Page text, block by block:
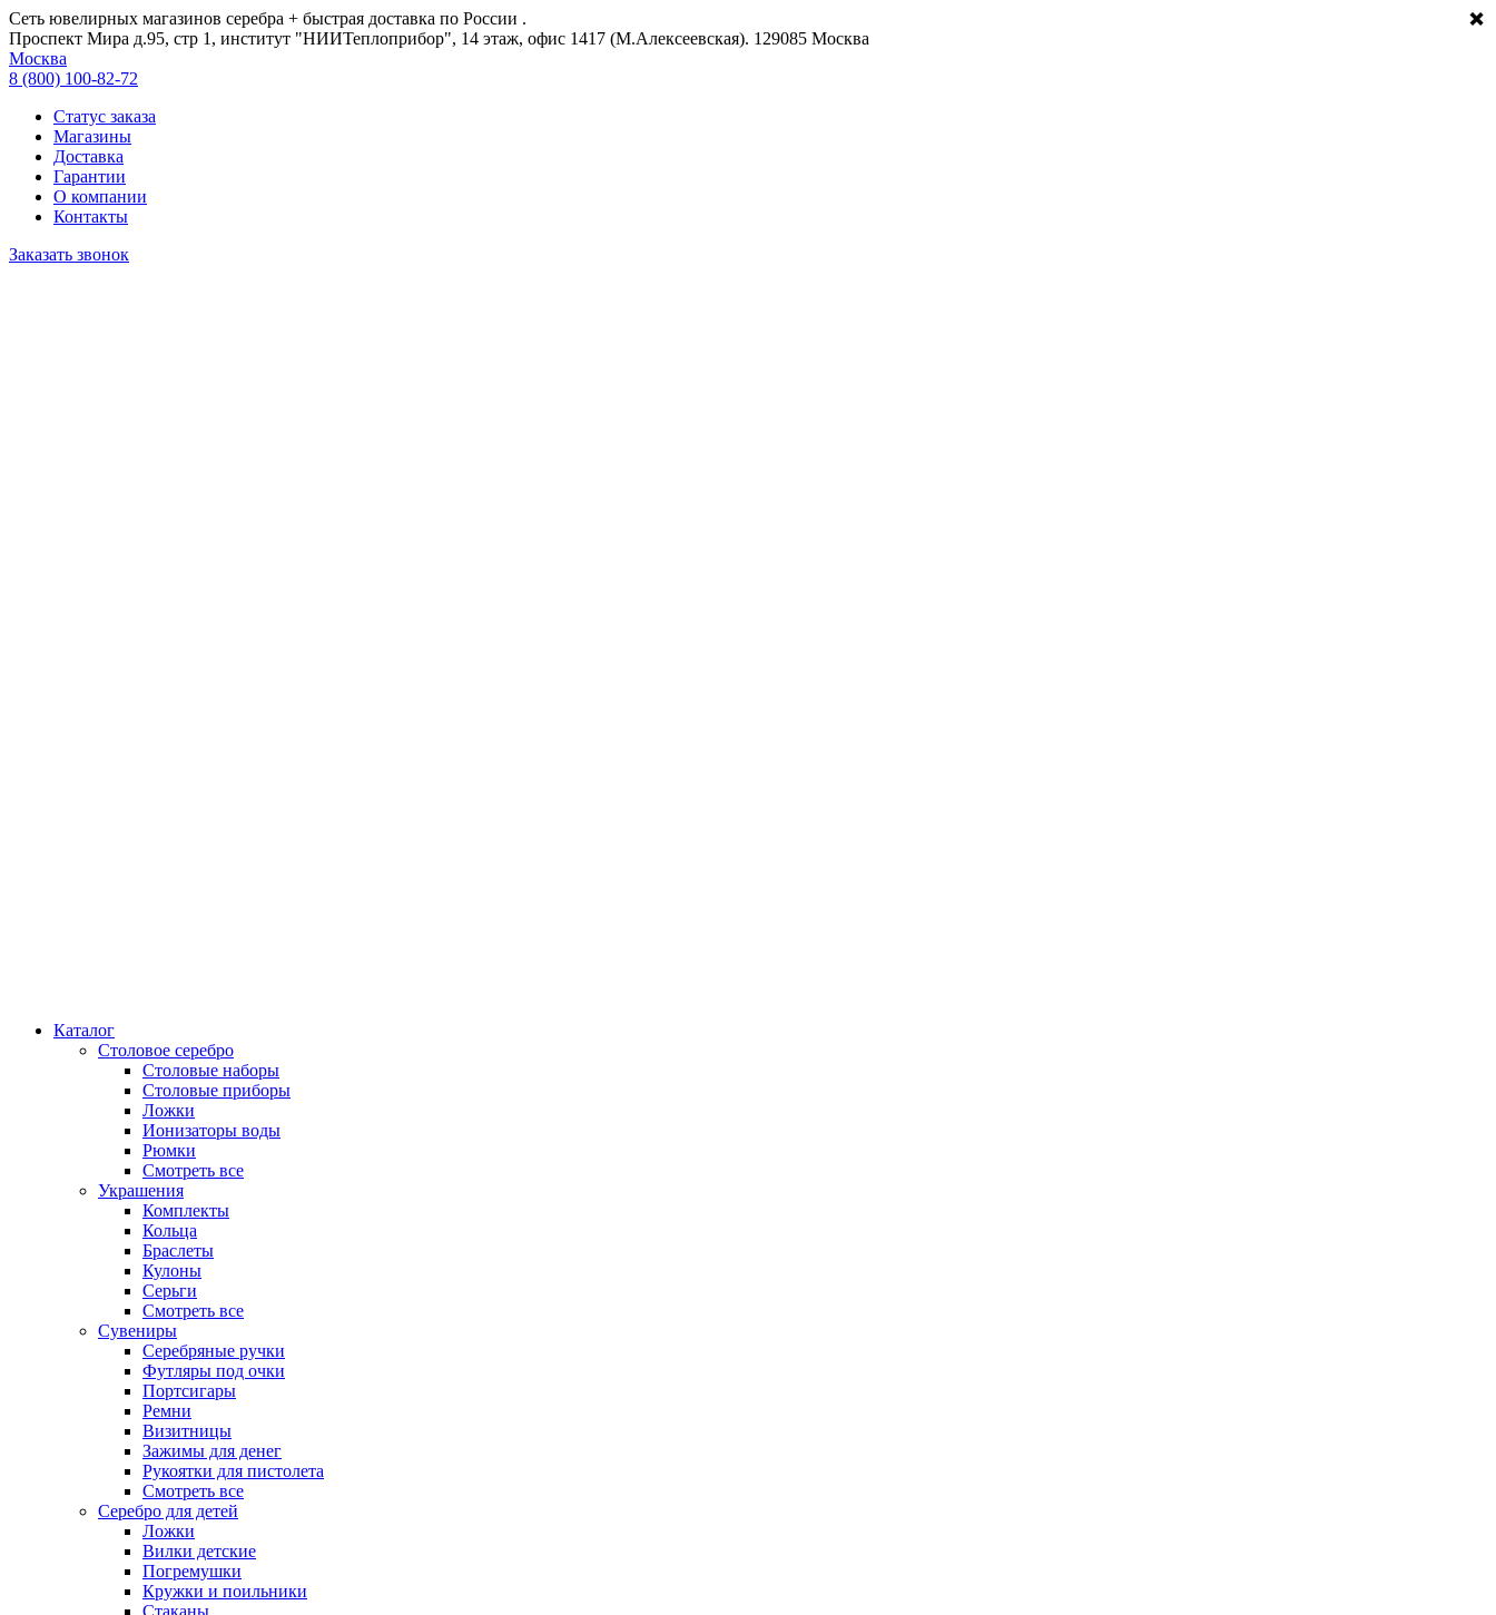
Сеть ювелирных магазинов серебра + быстрая доставка по России .
Проспект Мира д.95, стр 1, институт "НИИТеплоприбор", 14 этаж, офис 1417 (М.Алексеевская). 129085 Москва
Москва
8 (800) 100-82-72
Статус заказа
Магазины
Доставка
Гарантии
О компании
Контакты
Заказать звонок
Каталог
Столовое серебро
Столовые наборы
Столовые приборы
Ложки
Ионизаторы воды
Рюмки
Смотреть все
Украшения
Комплекты
Кольца
Браслеты
Кулоны
Серьги
Смотреть все
Сувениры
Серебряные ручки
Футляры под очки
Портсигары
Ремни
Визитницы
Зажимы для денег
Рукоятки для пистолета
Смотреть все
Серебро для детей
Ложки
Вилки детские
Погремушки
Кружки и поильники
Стаканы